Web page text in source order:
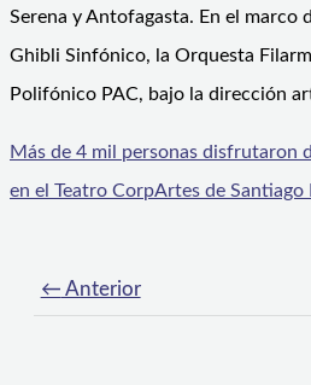
Serena y Antofagasta. En el marco
Ghibli Sinfónico, la Orquesta
Polifónico PAC, bajo la dirección
Más de 4 mil personas disfrutaron
en el Teatro CorpArtes de Santiago
← Anterior